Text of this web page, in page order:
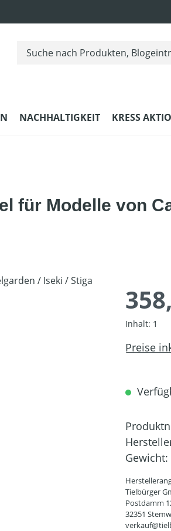
NACHHALTIGKEIT KRESS
für Modelle von
Inhalt: 1
Preise
Gewicht:
Tielbürger
Postdamm
32351